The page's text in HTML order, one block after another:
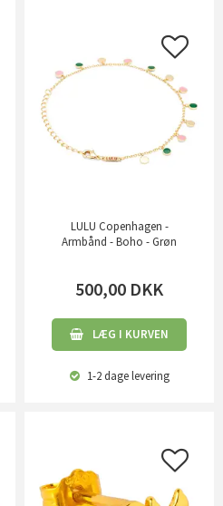
LULU Copenhagen -
Armbånd - Boho - Grøn
500,00 DKK
LÆG I KURVEN
1-2 dagelevering